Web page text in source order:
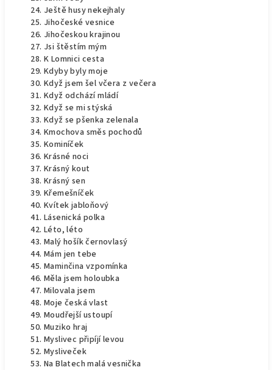
Ještě husy nekejhaly
Jihočeské vesnice
Jihočeskou krajinou
Jsi štěstím mým
K Lomnici cesta
Kdyby byly moje
Když jsem šel včera z večera
Když odchází mládí
Když se mi stýská
Když se pšenka zelenala
Kmochova směs pochodů
Kominíček
Krásné noci
Krásný kout
Krásný sen
Křemešníček
Kvítek jabloňový
Lásenická polka
Léto, léto
Malý hošík černovlasý
Mám jen tebe
Maminčina vzpomínka
Měla jsem holoubka
Milovala jsem
Moje česká vlast
Moudřejší ustoupí
Muziko hraj
Myslivec připíjí levou
Mysliveček
Na Blatech malá vesnička